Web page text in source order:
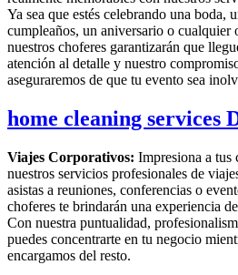
Ya sea que estés celebrando una boda,
cumpleaños, un aniversario o cualquier
nuestros choferes garantizarán que
atención al detalle y nuestro
aseguraremos de que tu evento sea
home cleaning services
Viajes Corporativos: Impresiona a tus
nuestros servicios profesionales de
asistas a reuniones, conferencias o
choferes te brindarán una experiencia
Con nuestra puntualidad,
puedes concentrarte en tu negocio
encargamos del resto.